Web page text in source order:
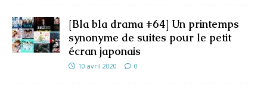
[Bla bla drama #64] Un printemps
synonyme de suites pour le petit
écran japonais
10 avril 2020 0